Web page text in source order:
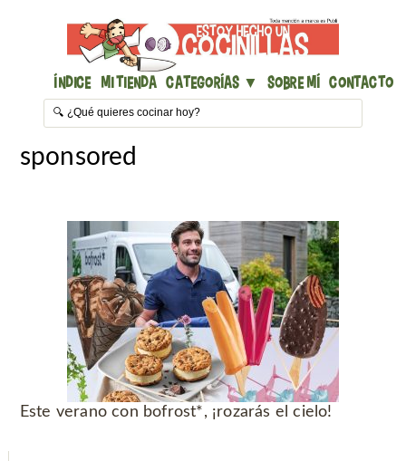
Índice Mi Tienda Categorías ▼ Sobre mí Contacto
sponsored
Este verano con bofrost*, ¡rozarás el cielo!